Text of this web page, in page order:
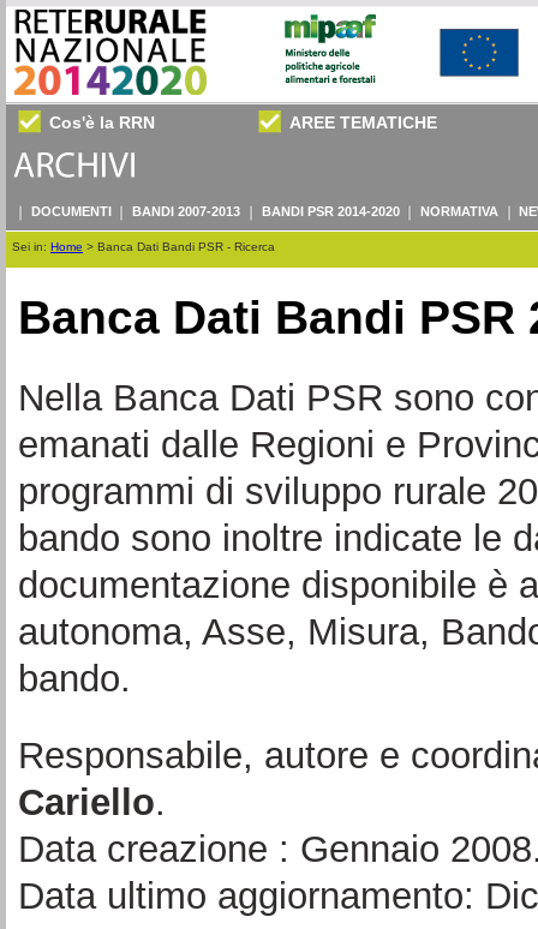
Cos'è la RRN AREE TEMATICHE
DOCUMENTI BANDI 2007-2013 BANDI PSR 2014-2020 NORMATIVA
Sei in: Home > Banca Dati Bandi PSR - Ricerca
Banca Dati Bandi PSR
Nella Banca Dati PSR sono
emanati dalle Regioni e
programmi di sviluppo rurale
bando sono inoltre indicate le
documentazione disponibile è
autonoma, Asse, Misura,
bando.
Responsabile, autore e
Cariello.
Data creazione : Gennaio
Data ultimo aggiornamento: